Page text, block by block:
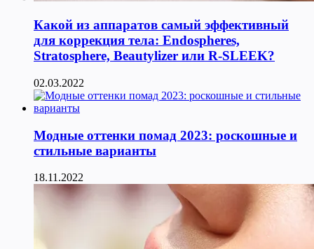
Какой из аппаратов самый эффективный
для коррекция тела: Endospheres,
Stratosphere, Beautylizer или R-SLEEK?
02.03.2022
Модные оттенки помад 2023: роскошные и
стильные варианты
18.11.2022